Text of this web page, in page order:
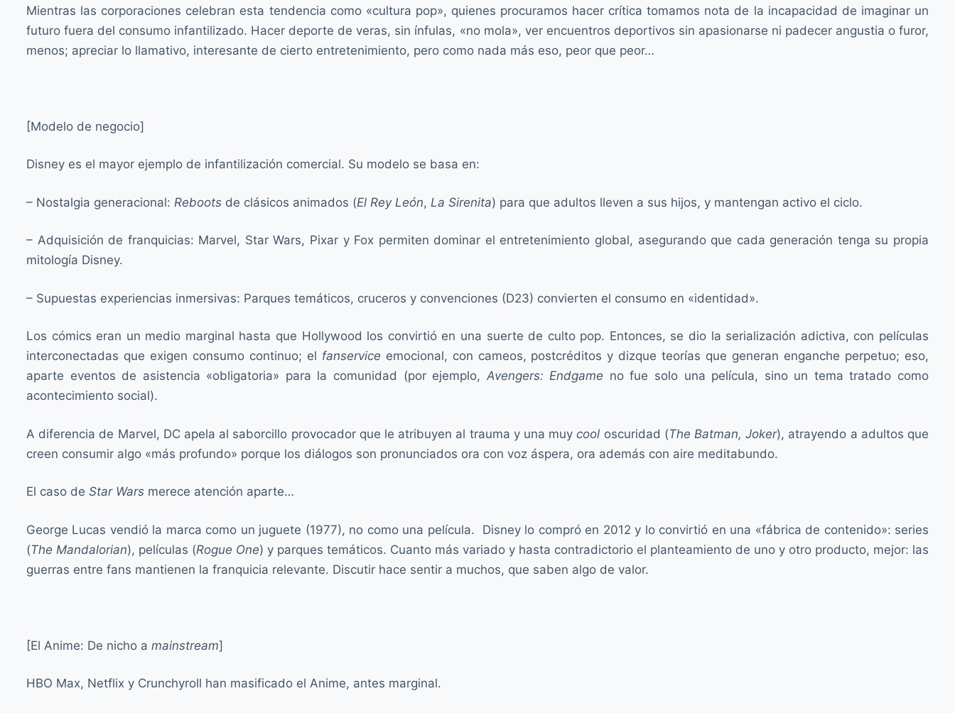
Mientras las corporaciones celebran esta tendencia como «cultura pop», quienes procuramos hacer crítica tomamos nota de la incapacidad de imaginar un
futuro fuera del consumo infantilizado. Hacer deporte de veras, sin ínfulas, «no mola», ver encuentros deportivos sin apasionarse ni padecer angustia o furor,
menos; apreciar lo llamativo, interesante de cierto entretenimiento, pero como nada más eso, peor que peor…
[Modelo de negocio]
Disney es el mayor ejemplo de infantilización comercial. Su modelo se basa en:
– Nostalgia generacional: Reboots de clásicos animados (El Rey León, La Sirenita) para que adultos lleven a sus hijos, y mantengan activo el ciclo.
– Adquisición de franquicias: Marvel, Star Wars, Pixar y Fox permiten dominar el entretenimiento global, asegurando que cada generación tenga su propia
mitología Disney.
– Supuestas experiencias inmersivas: Parques temáticos, cruceros y convenciones (D23) convierten el consumo en «identidad».
Los cómics eran un medio marginal hasta que Hollywood los convirtió en una suerte de culto pop. Entonces, se dio la serialización adictiva, con películas
interconectadas que exigen consumo continuo; el fanservice emocional, con cameos, postcréditos y dizque teorías que generan enganche perpetuo; eso,
aparte eventos de asistencia «obligatoria» para la comunidad (por ejemplo, Avengers: Endgame no fue solo una película, sino un tema tratado como
acontecimiento social).
A diferencia de Marvel, DC apela al saborcillo provocador que le atribuyen al trauma y una muycool oscuridad (The Batman, Joker), atrayendo a adultos que
creen consumir algo «más profundo» porque los diálogos son pronunciados ora con voz áspera, ora además con aire meditabundo.
El caso de Star Wars merece atención aparte…
George Lucas vendió la marca como un juguete (1977), no como una película. Disney lo compró en 2012 y lo convirtió en una «fábrica de contenido»: series
(The Mandalorian), películas (Rogue One) y parques temáticos. Cuanto más variado y hasta contradictorio el planteamiento de uno y otro producto, mejor: las
guerras entre fans mantienen la franquicia relevante. Discutir hace sentir a muchos, que saben algo de valor.
[El Anime: De nicho a mainstream]
HBO Max, Netflix y Crunchyroll han masificado el Anime, antes marginal.